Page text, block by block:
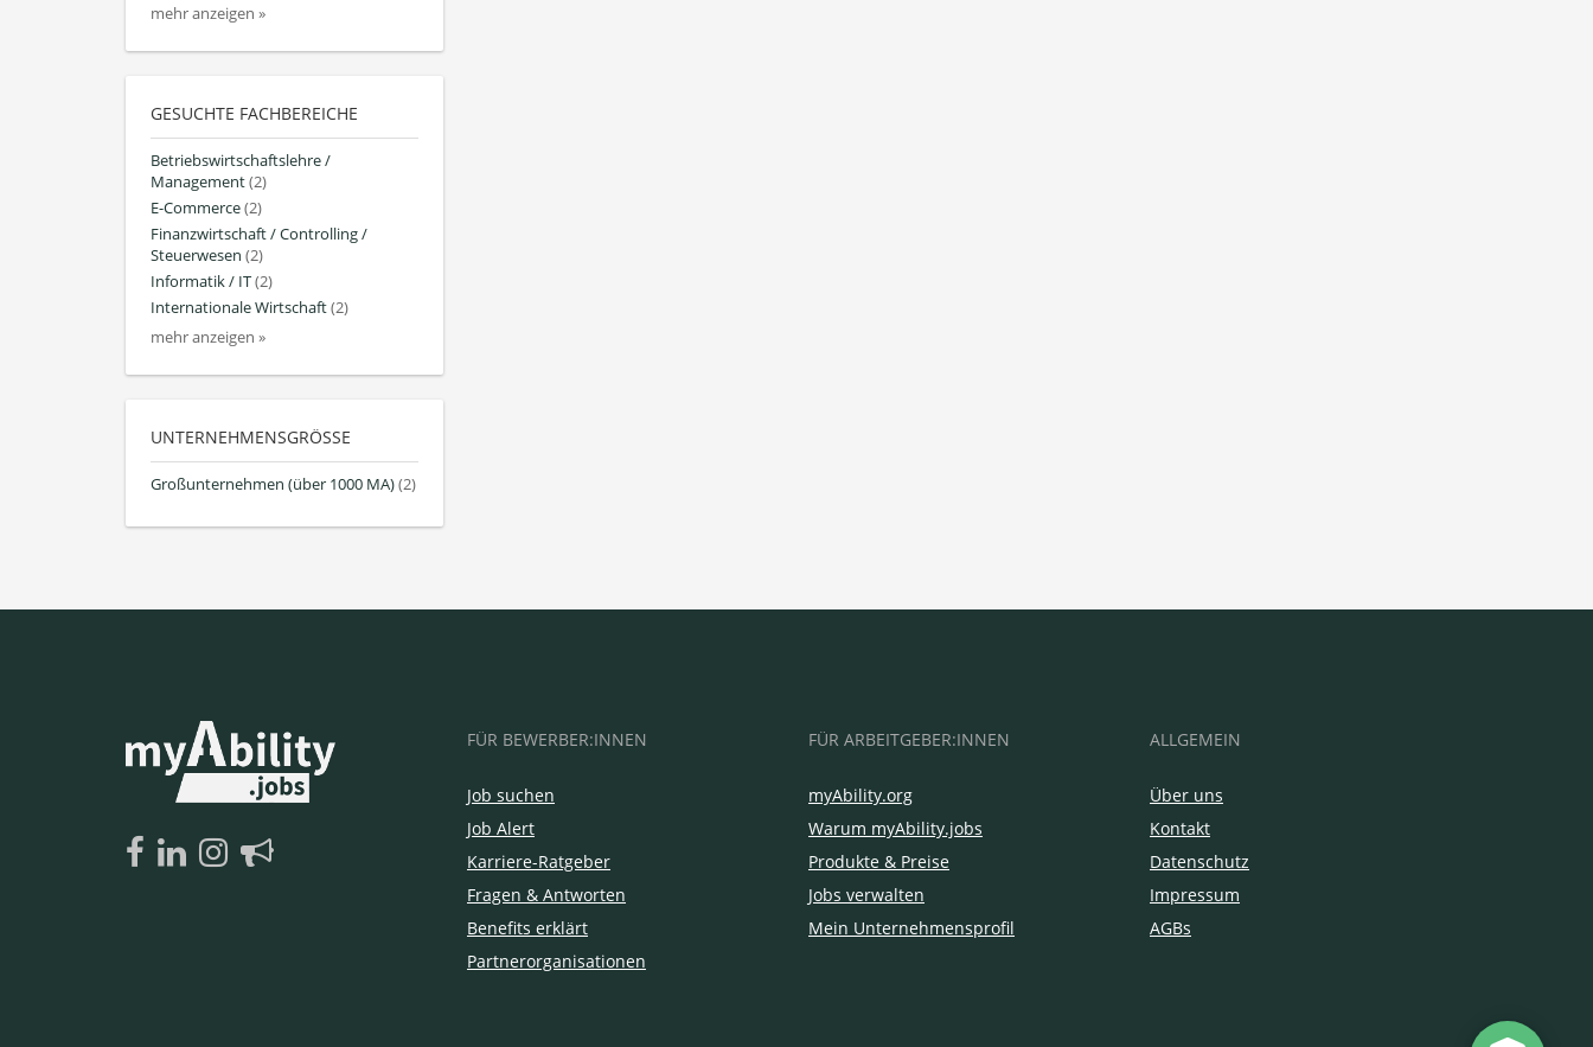
mehr anzeigen »
GESUCHTE FACHBEREICHE
Betriebswirtschaftslehre /
Management(2)
E-Commerce(2)
Finanzwirtschaft / Controlling /
Steuerwesen (2)
Informatik / IT(2)
Internationale Wirtschaft(2)
mehr anzeigen »
UNTERNEHMENSGRÖSSE
Großunternehmen (über 1000 MA)(2)
FÜR BEWERBER:INNEN
Job suchen
Job Alert
Karriere-Ratgeber
Fragen & Antworten
Benefits erklärt
Partnerorganisationen
FÜR ARBEITGEBER:INNEN
myAbility.org
Warum myAbility.jobs
Produkte & Preise
Jobs verwalten
Mein Unternehmensprofil
ALLGEMEIN
Über uns
Kontakt
Datenschutz
Impressum
AGBs